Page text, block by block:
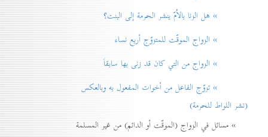
» هل الزنا بالاُمّ ينشر الحرمة إلی البنت؟
» الزواج الموقّت للمتزوّج أربع نساء
» الزواج من التي كان قد زنی بها سابقاً
» تزوّج الفاعل من أخوات المفعول به وبالعكس
(نشر اللواط للحرمة)
» مسائل في الزواج (الموقّت أو الدائم) من غير المسلمة